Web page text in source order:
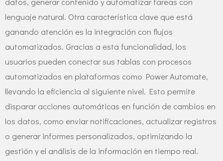
lenguaje natural. Otra característica clave que está
ganando atención es la integración con flujos
automatizados. Gracias a esta funcionalidad, los
usuarios pueden conectar sus tablas con procesos
automatizados en plataformas como Power Automate,
llevando la eficiencia al siguiente nivel. Esto permite
disparar acciones automáticas en función de cambios en
los datos, como enviar notificaciones, actualizar registros
o generar informes personalizados, optimizando la
gestión y el análisis de la información en tiempo real.